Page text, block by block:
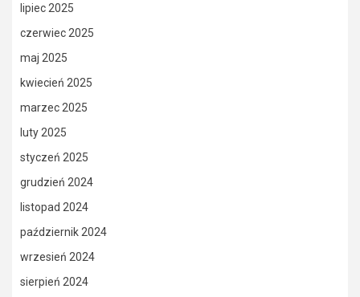
lipiec 2025
czerwiec 2025
maj 2025
kwiecień 2025
marzec 2025
luty 2025
styczeń 2025
grudzień 2024
listopad 2024
październik 2024
wrzesień 2024
sierpień 2024